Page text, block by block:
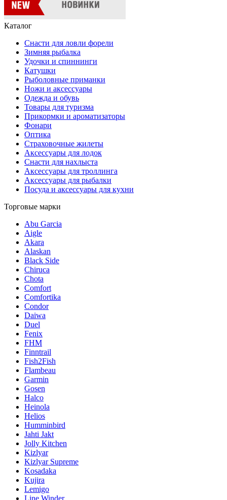
Каталог
Снасти для ловли форели
Зимняя рыбалка
Удочки и спиннинги
Катушки
Рыболовные приманки
Ножи и аксессуары
Одежда и обувь
Товары для туризма
Прикормки и ароматизаторы
Фонари
Оптика
Страховочные жилеты
Аксессуары для лодок
Снасти для нахлыста
Аксессуары для троллинга
Аксессуары для рыбалки
Посуда и аксессуары для кухни
Торговые марки
Abu Garcia
Aigle
Akara
Alaskan
Black Side
Chiruca
Chota
Comfort
Comfortika
Condor
Daiwa
Duel
Fenix
FHM
Finntrail
Fish2Fish
Flambeau
Garmin
Gosen
Halco
Heinola
Helios
Humminbird
Jahti Jakt
Jolly Kitchen
Kizlyar
Kizlyar Supreme
Kosadaka
Kujira
Lemigo
Line Winder